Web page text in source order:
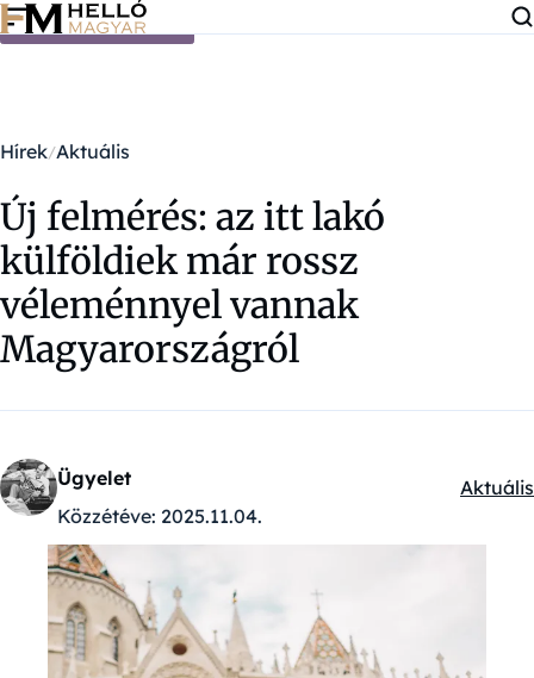
Ugrás a tartalomra
Hírek Aktuális
Új felmérés: az itt lakó
külföldiek már rossz
véleménnyel vannak
Magyarországról
Ügyelet
Közzétéve: 2025.11.04.
Aktuális